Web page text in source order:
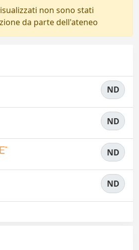
non sono stati
da parte dell'ateneo
ND
ND
ND
ND